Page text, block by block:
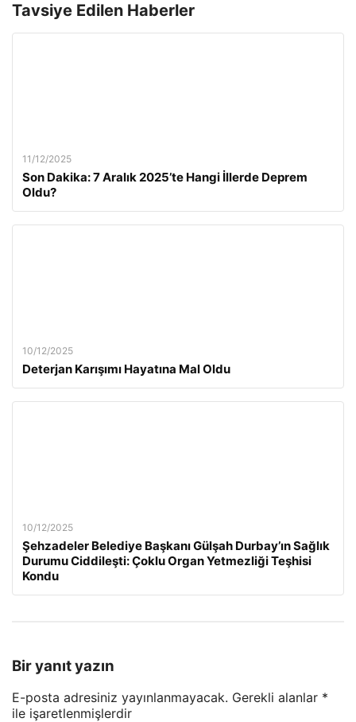
Tavsiye Edilen Haberler
11/12/2025
Son Dakika: 7 Aralık 2025’te Hangi İllerde Deprem
Oldu?
10/12/2025
Deterjan Karışımı Hayatına Mal Oldu
10/12/2025
Şehzadeler Belediye Başkanı Gülşah Durbay’ın Sağlık
Durumu Ciddileşti: Çoklu Organ Yetmezliği Teşhisi
Kondu
Bir yanıt yazın
E-posta adresiniz yayınlanmayacak. Gerekli alanlar *
ile işaretlenmişlerdir